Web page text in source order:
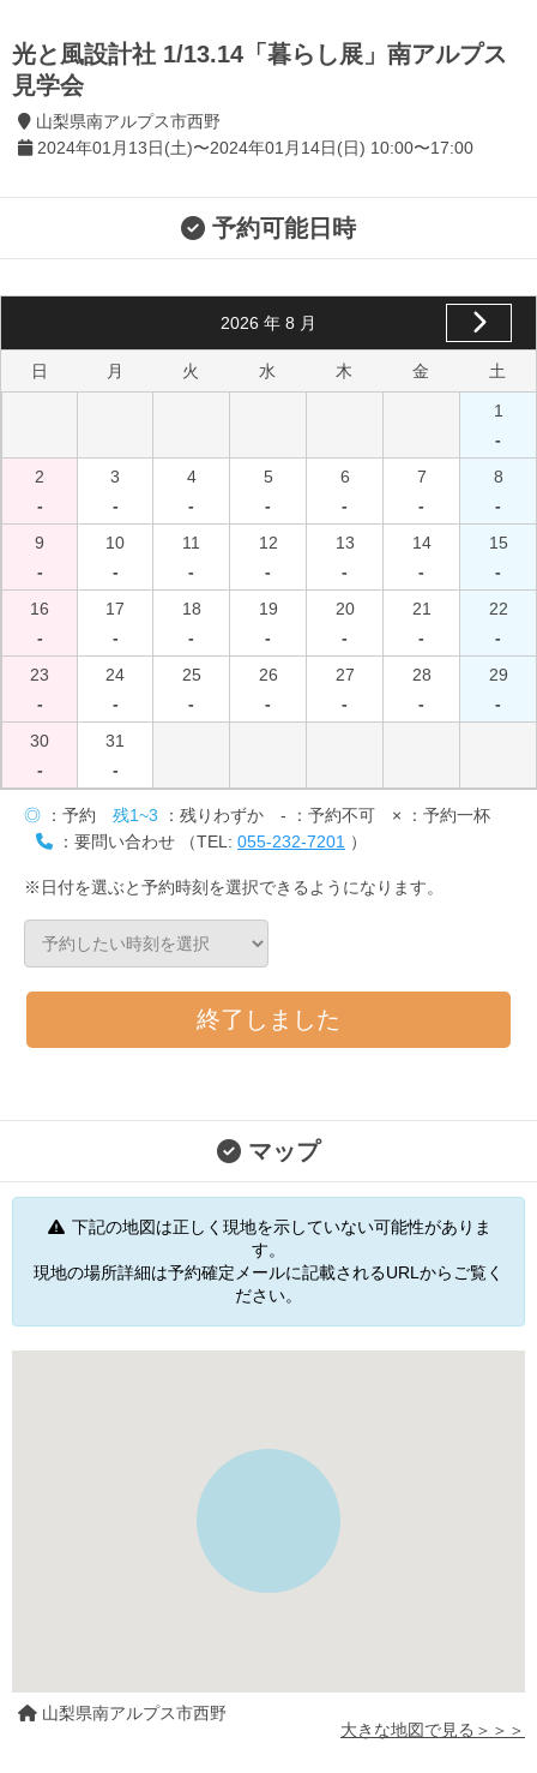
光と風設計社 1/13.14「暮らし展」南アルプス
見学会
山梨県南アルプス市西野
2024年01月13日(土)〜2024年01月14日(日) 10:00〜17:00
予約可能日時
2026 年 8 月
日 月 火 水 木 金 土
1
-
2
-
3
-
4
-
5
-
6
-
7
-
8
-
9
-
10
-
11
-
12
-
13
-
14
-
15
-
16
-
17
-
18
-
19
-
20
-
21
-
22
-
23
-
24
-
25
-
26
-
27
-
28
-
29
-
30
-
31
-
◎ ：予約 残1~3 ：残りわずか - ：予約不可 × ：予約一杯
：要問い合わせ （TEL: 055-232-7201 ）
※日付を選ぶと予約時刻を選択できるようになります。
終了しました
マップ
下記の地図は正しく現地を示していない可能性がありま
す。
現地の場所詳細は予約確定メールに記載されるURLからご覧く
ださい。
山梨県南アルプス市西野
大きな地図で見る＞＞＞